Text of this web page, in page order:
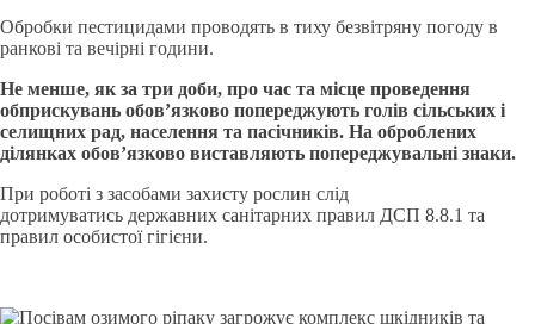
Обробки пестицидами проводять в тиху безвітряну погоду в
ранкові та вечірні години.
Не менше, як за три доби, про час та місце проведення
обприскувань обов’язково попереджують голів сільських і
селищних рад, населення та пасічників. На оброблених
ділянках обов’язково виставляють попереджувальні знаки.
При роботі з засобами захисту рослин слід
дотримуватись державних санітарних правил ДСП 8.8.1 та
правил особистої гігієни.